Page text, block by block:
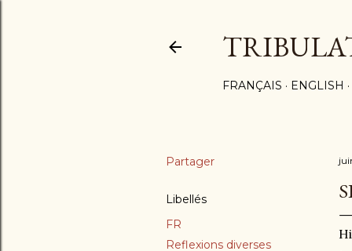
FRANÇAIS ENGLISH
Partager
Libellés
FR
Reflexions diverses